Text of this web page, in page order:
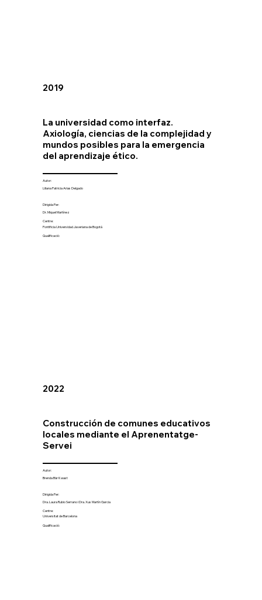
2019
La universidad como interfaz.
Axiología, ciencias de la complejidad y
mundos posibles para la emergencia
del aprendizaje ético.
Autor:
Liliana Patricia Arias Delgado
Dirigida Per:
Dr. Miquel Martínez
Centre:
Pontificia Universidad Javeriana de Bogotá
Qualificació:
2022
Construcción de comunes educativos
locales mediante el Aprenentatge-
Servei
Autor:
Brenda Bär Kwast
Dirigida Per:
Dra. Laura Rubio Serrano i Dra. Xus Martín Garcia
Centre:
Universitat de Barcelona
Qualificació: